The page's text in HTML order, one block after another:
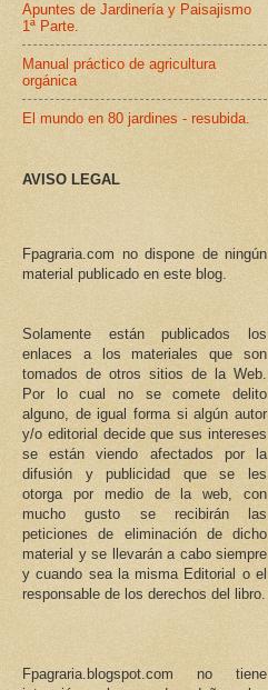
Apuntes de Jardinería y Paisajismo
1ª Parte.
Manual práctico de agricultura
orgánica
El mundo en 80 jardines - resubida.
AVISO LEGAL
Fpagraria.com no dispone de ningún
material publicado en este blog.
Solamente están publicados los
enlaces a los materiales que son
tomados de otros sitios de la Web.
Por lo cual no se comete delito
alguno, de igual forma si algún autor
y/o editorial decide que sus intereses
se están viendo afectados por la
difusión y publicidad que se les
otorga por medio de la web, con
mucho gusto se recibirán las
peticiones de eliminación de dicho
material y se llevarán a cabo siempre
y cuando sea la misma Editorial o el
responsable de los derechos del libro.
Fpagraria.blogspot.com no tiene